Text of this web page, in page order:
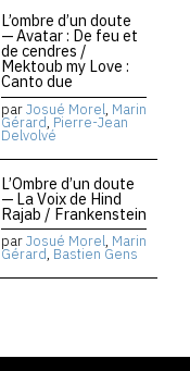
L’ombre d’un doute
— Avatar : De feu et
de cendres /
Mektoub my Love :
Canto due
parJosué Morel, Marin
Gérard, Pierre-Jean
Delvolvé
L’Ombre d’un doute
— La Voix de Hind
Rajab / Frankenstein
parJosué Morel, Marin
Gérard, Bastien Gens